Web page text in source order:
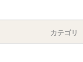
カテゴリ